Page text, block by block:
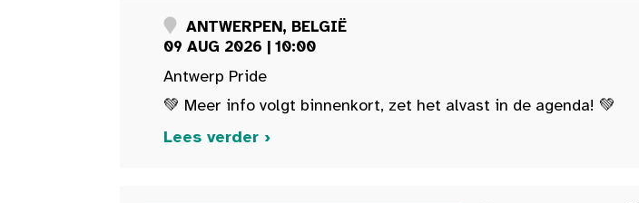
ANTWERPEN, BELGIË
09 AUG 2026 | 10:00
Antwerp Pride
💚 Meer info volgt binnenkort, zet het alvast in de agenda! 💚
Lees verder ›